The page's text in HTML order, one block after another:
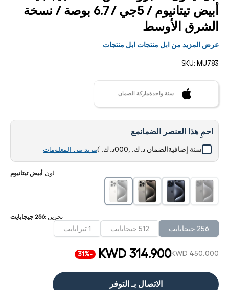
أبيض تيتانيوم / 5جي / 6.7 بوصة / نسخة
الشرق الأوسط
عرض المزيد من ابل منتجات ابل منتجات
SKU: MU783
سنة واحدةماركة الضمان
احمِ هذا العنصر الضمانمع
سنة إضافيةالضمان د.ك. ,000د.ك. )مزيد من المعلومات
لون : أبيض تيتانيوم
تخزين :256 جيجابايت
256 جيجابايت 512 جيجابايت 1 تيرابايت
KWD 450.000
KWD 314.900
-31%
الاتصال بـ التوفر